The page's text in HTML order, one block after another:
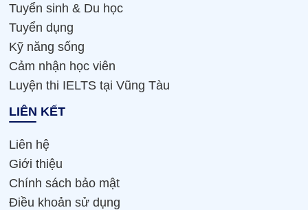
Tuyển sinh & Du học
Tuyển dụng
Kỹ năng sống
Cảm nhận học viên
Luyện thi IELTS tại Vũng Tàu
LIÊN KẾT
Liên hệ
Giới thiệu
Chính sách bảo mật
Điều khoản sử dụng